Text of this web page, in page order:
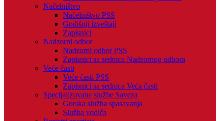
Načelništvo
Načelništvo PSS
Godišnji izveštaji
Zapisnici
Nadzorni odbor
Nadzorni odbor PSS
Zapisnici sa sednica Nadzornog odbora
Veće časti
Veće časti PSS
Zapisnici sa sednica Veća časti
Specijalizovane službe Saveza
Gorska služba spasavanja
Služba vodiča